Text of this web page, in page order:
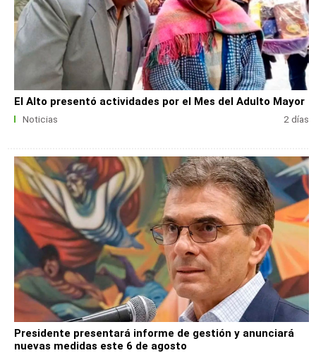
El Alto presentó actividades por el Mes del Adulto Mayor
Noticias 2 días
Presidente presentará informe de gestión y anunciará
nuevas medidas este 6 de agosto